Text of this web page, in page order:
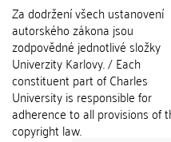
Za dodržení všech ustanovení
autorského zákona jsou
zodpovědné jednotlivé složky
Univerzity Karlovy. / Each
constituent part of Charles
University is responsible for
adherence to all provisions of
copyright law.